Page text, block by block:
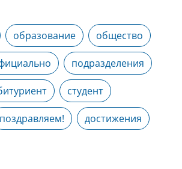
образование общество
подразделения
студент
поздравляем! достижения